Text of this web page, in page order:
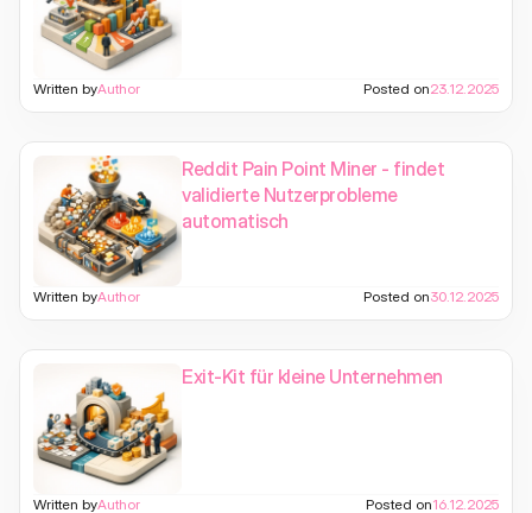
Written byAuthor Posted on23.12.2025
Reddit Pain Point Miner - findet
validierte Nutzerprobleme
automatisch
Written byAuthor Posted on30.12.2025
Exit-Kit für kleine Unternehmen
Written byAuthor Posted on16.12.2025